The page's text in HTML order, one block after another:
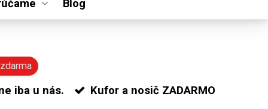
Blog
iba u nás. Kufor a nosič ZADARMO